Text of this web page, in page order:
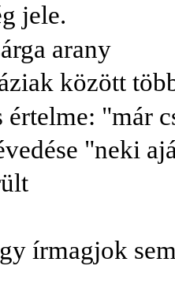
jele.
arany
között
értelme: "már
"neki
írmagjok